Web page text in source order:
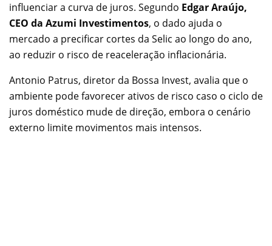
influenciar a curva de juros. Segundo Edgar Araújo,
CEO da Azumi Investimentos, o dado ajuda o
mercado a precificar cortes da Selic ao longo do ano,
ao reduzir o risco de reaceleração inflacionária.
Antonio Patrus, diretor da Bossa Invest, avalia que o
ambiente pode favorecer ativos de risco caso o ciclo de
juros doméstico mude de direção, embora o cenário
externo limite movimentos mais intensos.